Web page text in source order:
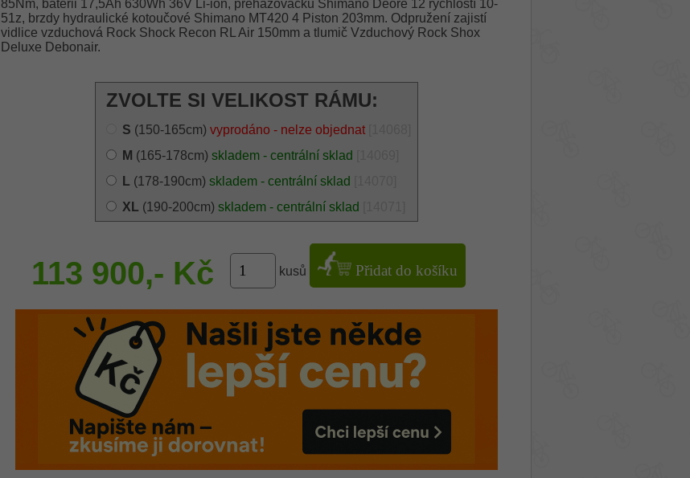
85Nm, baterii 17,5Ah 630Wh 36V Li-ion, přehazovačku Shimano Deore 12 rychlostí 10-
51z, brzdy hydraulické kotoučové Shimano MT420 4 Piston 203mm. Odpružení zajistí
vidlice vzduchová Rock Shock Recon RL Air 150mm a tlumič Vzduchový Rock Shox
Deluxe Debonair.
ZVOLTE SI VELIKOST RÁMU:
S (150-165cm) vyprodáno - nelze objednat
M (165-178cm) skladem - centrální sklad
L (178-190cm) skladem - centrální sklad
XL (190-200cm) skladem - centrální sklad
113 900,- Kč kusů Přidat do košíku